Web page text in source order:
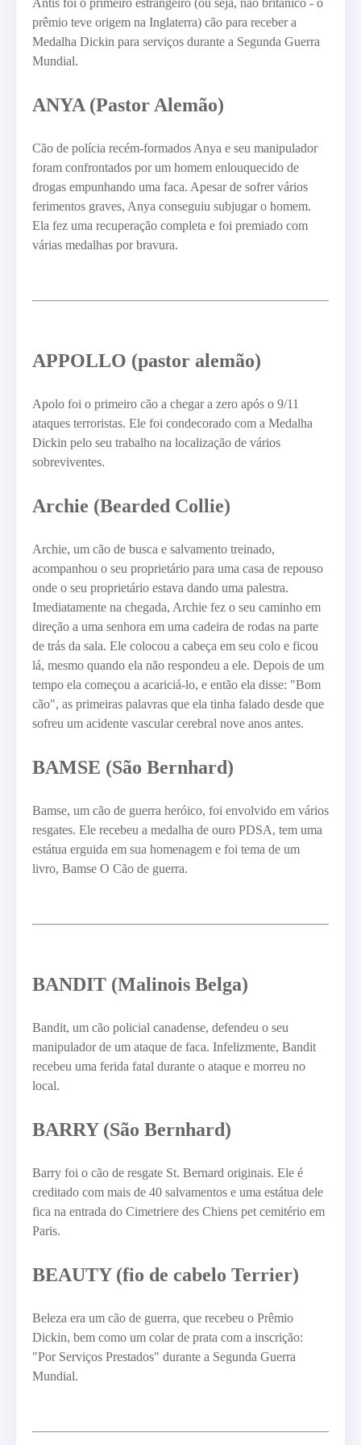
Antis foi o primeiro estrangeiro (ou seja, não britânico - o
prêmio teve origem na Inglaterra) cão para receber a
Medalha Dickin para serviços durante a Segunda Guerra
Mundial.
ANYA (Pastor Alemão)
Cão de polícia recém-formados Anya e seu manipulador
foram confrontados por um homem enlouquecido de
drogas empunhando uma faca. Apesar de sofrer vários
ferimentos graves, Anya conseguiu subjugar o homem.
Ela fez uma recuperação completa e foi premiado com
várias medalhas por bravura.
APPOLLO (pastor alemão)
Apolo foi o primeiro cão a chegar a zero após o 9/11
ataques terroristas. Ele foi condecorado com a Medalha
Dickin pelo seu trabalho na localização de vários
sobreviventes.
Archie (Bearded Collie)
Archie, um cão de busca e salvamento treinado,
acompanhou o seu proprietário para uma casa de repouso
onde o seu proprietário estava dando uma palestra.
Imediatamente na chegada, Archie fez o seu caminho em
direção a uma senhora em uma cadeira de rodas na parte
de trás da sala. Ele colocou a cabeça em seu colo e ficou
lá, mesmo quando ela não respondeu a ele. Depois de um
tempo ela começou a acariciá-lo, e então ela disse: "Bom
cão", as primeiras palavras que ela tinha falado desde que
sofreu um acidente vascular cerebral nove anos antes.
BAMSE (São Bernhard)
Bamse, um cão de guerra heróico, foi envolvido em vários
resgates. Ele recebeu a medalha de ouro PDSA, tem uma
estátua erguida em sua homenagem e foi tema de um
livro, Bamse O Cão de guerra.
BANDIT (Malinois Belga)
Bandit, um cão policial canadense, defendeu o seu
manipulador de um ataque de faca. Infelizmente, Bandit
recebeu uma ferida fatal durante o ataque e morreu no
local.
BARRY (São Bernhard)
Barry foi o cão de resgate St. Bernard originais. Ele é
creditado com mais de 40 salvamentos e uma estátua dele
fica na entrada do Cimetriere des Chiens pet cemitério em
Paris.
BEAUTY (fio de cabelo Terrier)
Beleza era um cão de guerra, que recebeu o Prêmio
Dickin, bem como um colar de prata com a inscrição:
"Por Serviços Prestados" durante a Segunda Guerra
Mundial.